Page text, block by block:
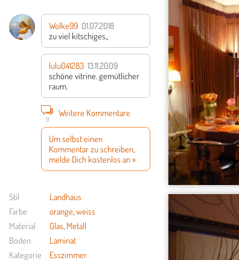
Wolke99 01.07.2018
zu viel kitschiges,,
lulu041283 13.11.2009
schöne vitrine. gemütlicher
raum.
9
Weitere Kommentare
Um selbst einen
Kommentar zu schreiben,
melde Dich kostenlos an »
Stil
Landhaus
Farbe
orange,weiss
Material
Glas, Metall
Boden
Laminat
Kategorie
Esszimmer